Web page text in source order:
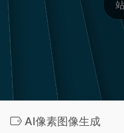
AI像素图像生成